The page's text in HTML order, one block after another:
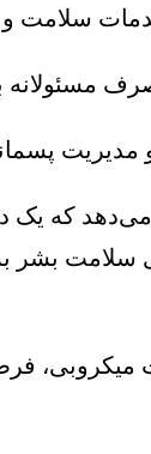
که یک
سلامت بشر
میکروبی،